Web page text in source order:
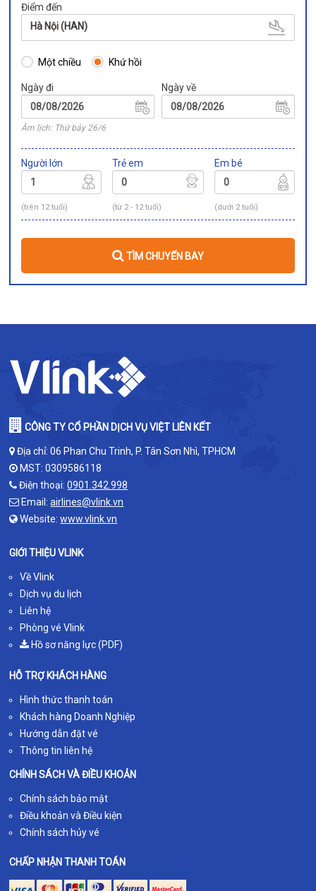
Điểm đến
Hà Nội (HAN)
Một chiều Khứ hồi
Ngày đi
Âm lịch: Thứ bảy 26/6
Ngày về
Người lớn
(trên 12 tuổi)
Trẻ em
(từ 2 - 12 tuổi)
Em bé
(dưới 2 tuổi)
TÌM CHUYẾN BAY
CÔNG TY CỔ PHẦN DỊCH VỤ VIỆT LIÊN KẾT
Địa chỉ: 06 Phan Chu Trinh, P. Tân Sơn Nhì, TPHCM
MST: 0309586118
Điện thoại:0901.342.998
Email:airlines@vlink.vn
Website:www.vlink.vn
GIỚI THIỆU VLINK
Về Vlink
Dịch vụ du lịch
Liên hệ
Phòng vé Vlink
Hồ sơ năng lực (PDF)
HỖ TRỢ KHÁCH HÀNG
Hình thức thanh toán
Khách hàng Doanh Nghiệp
Hướng dẫn đặt vé
Thông tin liên hệ
CHÍNH SÁCH VÀ ĐIỀU KHOẢN
Chính sách bảo mật
Điều khoản và Điều kiện
Chính sách hủy vé
CHẤP NHẬN THANH TOÁN